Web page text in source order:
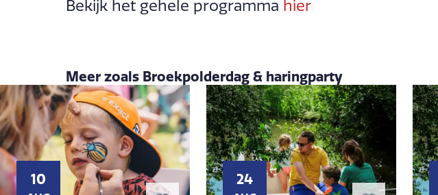
Bekijk het gehele programma hier
Meer zoals Broekpolderdag & haringparty
10 24